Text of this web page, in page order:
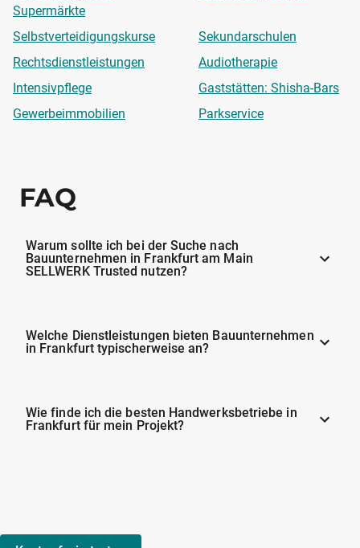
Supermärkte
Selbstverteidigungskurse
Sekundarschulen
Rechtsdienstleistungen
Audiotherapie
Intensivpflege
Gaststätten: Shisha-Bars
Gewerbeimmobilien
Parkservice
FAQ
Warum sollte ich bei der Suche nach
Bauunternehmen in Frankfurt am Main
SELLWERK Trusted nutzen?
Welche Dienstleistungen bieten Bauunternehmen
in Frankfurt typischerweise an?
Wie finde ich die besten Handwerksbetriebe in
Frankfurt für mein Projekt?